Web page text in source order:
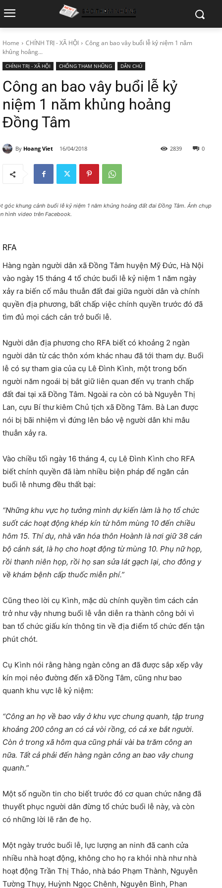
Home CHÍNH TRỊ - XÃ HỘI
Công an bao vây buổi lễ kỷ niệm 1 năm
khủng hoảng...
CHÍNH TRỊ - XÃ HỘI CHỐNG THAM NHŨNG DÂN CHỦ
Công an bao vây buổi lễ kỷ
niệm 1 năm khủng hoảng
Đồng Tâm
By Hoang Viet 16/04/2018 0
2839
góc khung cảnh buổi lễ kỷ niệm 1 năm khủng hoảng đất đai Đồng Tâm. Ảnh chụp
hình video trên Facebook.
RFA
Hàng ngàn người dân xã Đồng Tâm huyện Mỹ Đức, Hà Nội
vào ngày 15 tháng 4 tổ chức buổi lễ kỷ niệm 1 năm ngày
xảy ra biến cố mâu thuẫn đất đai giữa người dân và chính
quyền địa phương, bất chấp việc chính quyền trước đó đã
tìm đủ mọi cách cản trở buổi lễ.
Người dân địa phương cho RFA biết có khoảng 2 ngàn
người dân từ các thôn xóm khác nhau đã tới tham dự. Buổi
lễ có sự tham gia của cụ Lê Đình Kình, một trong bốn
người năm ngoái bị bắt giữ liên quan đến vụ tranh chấp
đất đai tại xã Đồng Tâm. Ngoài ra còn có bà Nguyễn Thị
Lan, cựu Bí thư kiêm Chủ tịch xã Đồng Tâm. Bà Lan được
nói bị bãi nhiệm vì đứng lên bảo vệ người dân khi mâu
thuẫn xảy ra.
Vào chiều tối ngày 16 tháng 4, cụ Lê Đình Kình cho RFA
biết chính quyền đã làm nhiều biện pháp để ngăn cản
buổi lễ nhưng đều thất bại:
“Những khu vực họ tưởng mình dự kiến làm là họ tổ chức
suốt các hoạt động khép kín từ hôm mùng 10 đến chiều
hôm 15. Thí dụ, nhà văn hóa thôn Hoành là nơi giữ 38 cán
bộ cảnh sát, là họ cho hoạt động từ mùng 10. Phụ nữ họp,
rồi thanh niên họp, rồi họ san sửa lát gạch lại, cho đông y
về khám bệnh cấp thuốc miễn phí.”
Cũng theo lời cụ Kình, mặc dù chính quyền tìm cách cản
trở như vậy nhưng buổi lễ vẫn diễn ra thành công bởi vì
ban tổ chức giấu kín thông tin về địa điểm tổ chức đến tận
phút chót.
Cụ Kình nói rằng hàng ngàn công an đã được sắp xếp vây
kín mọi nẻo đường đến xã Đồng Tâm, cũng như bao
quanh khu vực lễ kỷ niệm:
“Công an họ về bao vây ở khu vực chung quanh, tập trung
khoảng 200 công an có cả vòi rồng, có cả xe bắt người.
Còn ở trong xã hôm qua cũng phải vài ba trăm công an
nữa. Tất cả phải đến hàng ngàn công an bao vây chung
quanh.”
Một số nguồn tin cho biết trước đó cơ quan chức năng đã
thuyết phục người dân đừng tổ chức buổi lễ này, và còn
có những lời lẽ răn đe họ.
Một ngày trước buổi lễ, lực lượng an ninh đã canh cửa
nhiều nhà hoạt động, không cho họ ra khỏi nhà như nhà
hoạt động Trần Thị Thảo, nhà báo Phạm Thành, Nguyễn
Tường Thụy, Huỳnh Ngọc Chênh, Nguyên Bình, Phan